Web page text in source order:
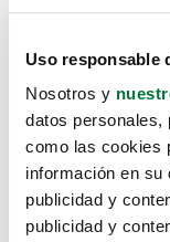
Uso responsable
Nosotros y
datos personales,
como las cookies
información en su
publicidad y
publicidad y
Lo
te hemos